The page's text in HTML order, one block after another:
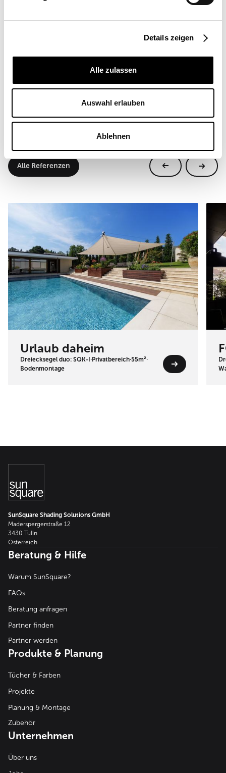
Details zeigen
Alle zulassen
Auswahl erlauben
Ablehnen
Weitere Referenzen
Echte Projekte, echte Orte. So vielseitig kommen
SunSquare® Systeme weltweit zum Einsatz.
Alle Referenzen
Urlaub daheim
Dreiecksegel duo: SQK-I·Privatbereich·55m²·
Bodenmontage
SunSquare Shading Solutions GmbH
Maderspergerstraße 12
3430 Tulln
Österreich
Beratung & Hilfe
Warum SunSquare?
FAQs
Beratung anfragen
Partner finden
Partner werden
Produkte & Planung
Tücher & Farben
Projekte
Planung & Montage
Zubehör
Unternehmen
Über uns